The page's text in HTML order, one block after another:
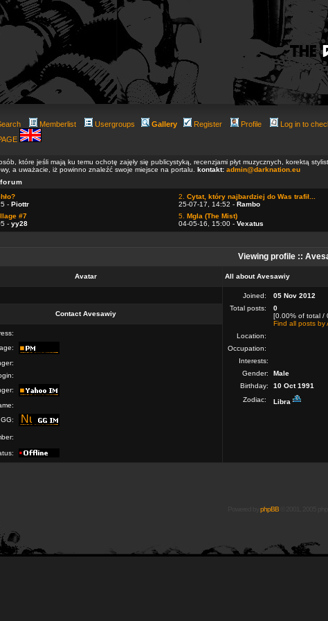
Memberlist Usergroups Gallery Register Profile Log in to
które jeśli mają ku temu ochotę zajęły się publicystyką, recenzjami płyt muzycznych, korektą
a uważacie, iż powinno znaleźć swoje miejsce na portalu. kontakt: admin@darknation.eu
- Piottr
2. Cytat, który najbardziej do Was trafił...
25-07-17, 14:52 - Rambo
#7
- yy28
5. Mgla (The Mist)
04-05-16, 15:00 - Vexatus
Viewing profile ::
Avatar All about Avesawiy
Joined:
05 Nov 2012
Total posts:
0
[0.00% of total /
Find all posts by
Location:
Occupation:
Interests:
Gender:
Male
Birthday:
10 Oct 1991
Zodiac:
Libra
Contact Avesawiy
phpBB© 2001, 2005